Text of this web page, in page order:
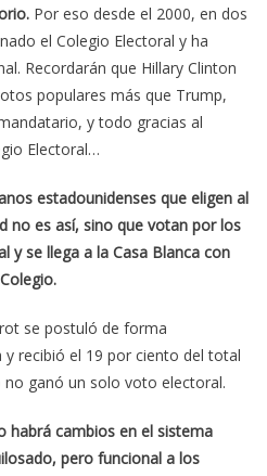
Por eso desde el 2000, en dos
el Colegio Electoral y ha
Recordarán que Hillary Clinton
populares más que Trump,
y todo gracias al
Electoral…
estadounidenses que eligen al
no es así, sino que votan por los
y se llega a la Casa Blanca con
se postuló de forma
y recibió el 19 por ciento del total
ganó un solo voto electoral.
habrá cambios en el sistema
pero funcional a los